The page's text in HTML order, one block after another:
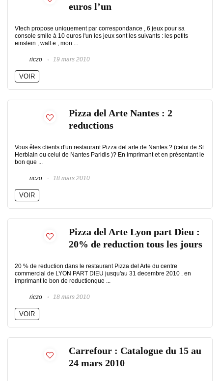
euros l’un
Vtech propose uniquement par correspondance , 6 jeux pour sa
console smile à 10 euros l'un les jeux sont les suivants : les petits
einstein , wall.e , mon ...
riczo 19 mars 2010
VOIR
Pizza del Arte Nantes : 2
reductions
Vous êtes clients d'un restaurant Pizza del arte de Nantes ? (celui de St
Herblain ou celui de Nantes Paridis )? En imprimant et en présentant le
bon que ...
riczo 18 mars 2010
VOIR
Pizza del Arte Lyon part Dieu :
20% de reduction tous les jours
20 % de reduction dans le restaurant Pizza del Arte du centre
commercial de LYON PART DIEU jusqu'au 31 decembre 2010 . en
imprimant le bon de reductionque ...
riczo 18 mars 2010
VOIR
Carrefour : Catalogue du 15 au
24 mars 2010